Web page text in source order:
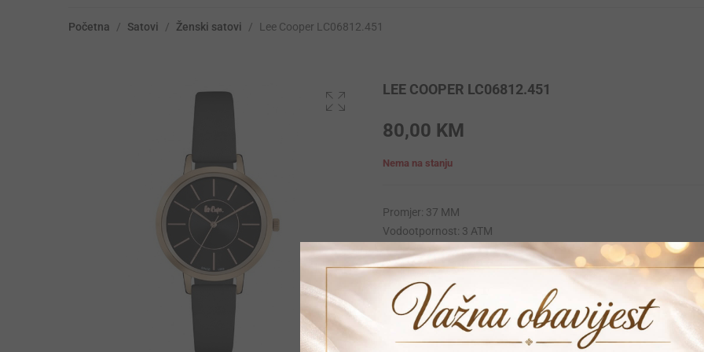
Početna / Satovi / Ženski satovi / Lee Cooper LC06812.451
LEE COOPER LC06812.451
80,00 KM
Nema na stanju
Promjer: 37 MM
Vodootpornost: 3 ATM
Krunica: Obicna
Materija narukvice: Koza
Materijal kucista: Stainless-steel
Mehanizam: Quartz
Garancija: 12 mjeseci
Vrijeme dostave: 1-2 dana